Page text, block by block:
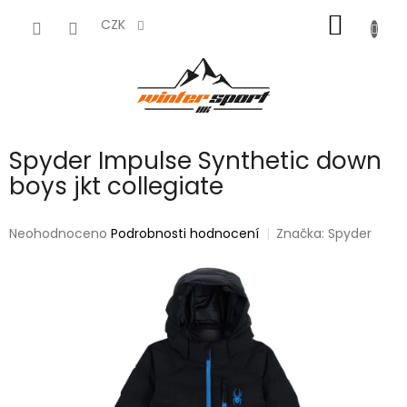
CZK
KOŠÍK
Spyder Impulse Synthetic down
boys jkt collegiate
Průměrné
Neohodnoceno Podrobnosti hodnocení Značka:Spyder